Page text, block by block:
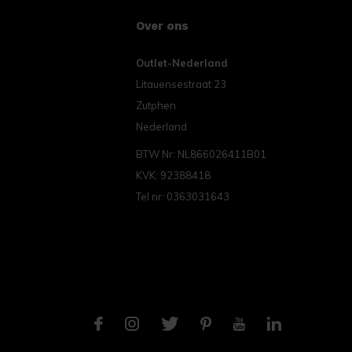
Over ons
Outlet-Nederland
Litauensestraat 23
Zutphen
Nederland
BTW Nr: NL866026411B01
KVK: 92388418
Tel nr: 0363031643